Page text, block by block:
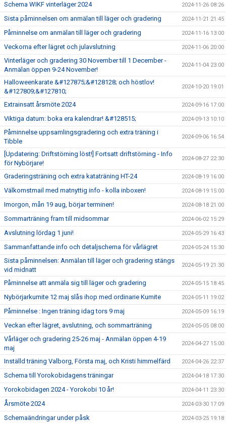
Schema WIKF vinterläger 2024 2024-11-26 08:26
Sista påminnelsen om anmälan till läger och gradering 2024-11-21 21:45
Påminnelse om anmälan till läger och gradering 2024-11-16 13:00
Veckorna efter lägret och julavslutning 2024-11-06 20:00
Vinterläger och gradering 30 November till 1 December -
Anmälan öppen 9-24 November!
2024-11-04 23:00
Halloweenkarate &#127875;&#128128; och höstlov!
&#127809;&#127810;
2024-10-20 19:01
Extrainsatt årsmöte 2024 2024-09-16 17:00
Viktiga datum: boka era kalendrar! &#128515; 2024-09-13 10:10
Påminnelse uppsamlingsgradering och extra träning i
Tibble
2024-09-06 16:54
[Updatering: Driftstörning löst!] Fortsatt driftstörning - Info
för Nybörjare!
2024-08-27 22:30
Graderingsträning och extra kataträning HT-24 2024-08-19 16:00
Välkomstmail med matnyttig info - kolla inboxen! 2024-08-19 15:00
Imorgon, mån 19 aug, börjar terminen! 2024-08-18 21:00
Sommarträning fram till midsommar 2024-06-02 15:29
Avslutning lördag 1 juni! 2024-05-29 16:43
Sammanfattande info och detaljschema för vårlägret 2024-05-24 15:30
Sista påminnelsen: Anmälan till läger och gradering stängs
vid midnatt
2024-05-19 21:30
Påminnelse att anmäla sig till läger och gradering 2024-05-15 18:45
Nybörjarkumite 12 maj slås ihop med ordinarie Kumite 2024-05-11 19:02
Påminnelse : Ingen träning idag tors 9 maj 2024-05-09 16:19
Veckan efter lägret, avslutning, och sommarträning 2024-05-05 08:00
Vårläger och gradering 25-26 maj - Anmälan öppen 4-19
maj
2024-04-27 15:00
Inställd träning Valborg, Första maj, och Kristi himmelfärd 2024-04-26 22:37
Schema till Yorokobidagens träningar 2024-04-18 17:30
Yorokobidagen 2024 - Yorokobi 10 år! 2024-04-11 23:30
Årsmöte 2024 2024-03-30 17:09
Schemaändringar under påsk 2024-03-25 19:18